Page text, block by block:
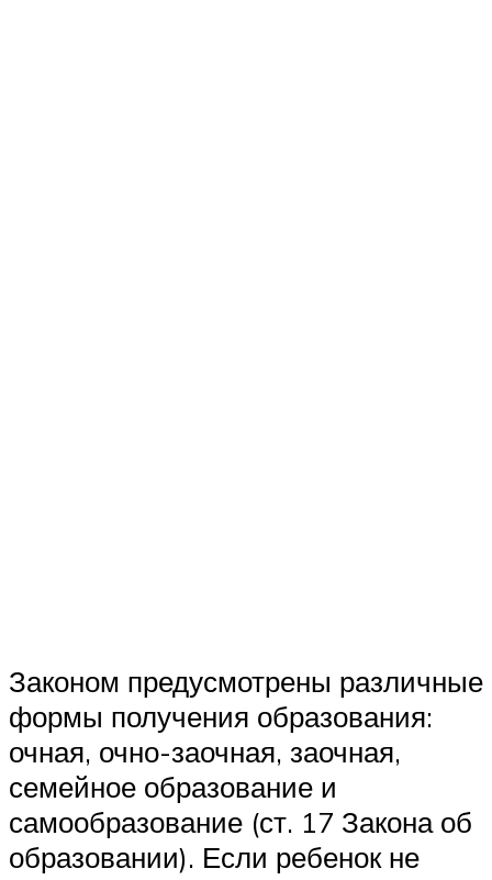
Законом предусмотрены различные
формы получения образования:
очная, очно-заочная, заочная,
семейное образование и
самообразование (ст. 17 Закона об
образовании). Если ребенок не